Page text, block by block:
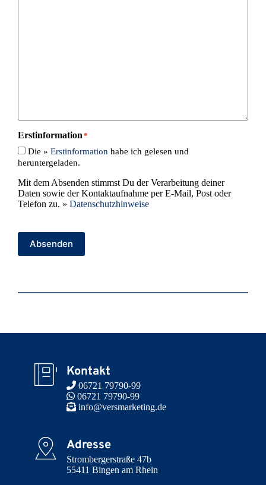
Erstinformation *
Die » Erstinformation habe ich gelesen und
heruntergeladen.
Mit dem Absenden stimmst Du der Verarbeitung deiner
Daten sowie der Kontaktaufnahme per E-Mail, Post oder
Telefon zu. » Datenschutzhinweise
Absenden
Kontakt
06721 79790-99
06721 79790-99
info@versmarketing.de
Adresse
Strombergerstraße 47b
55411 Bingen am Rhein